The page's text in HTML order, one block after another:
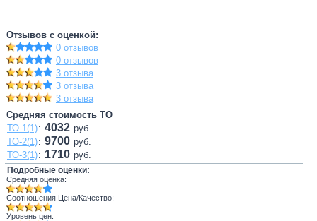
Отзывов с оценкой:
0 отзывов
0 отзывов
3 отзыва
3 отзыва
3 отзыва
Средняя стоимость ТО
ТО-1(1): 4032 руб.
ТО-2(1): 9700 руб.
ТО-3(1): 1710 руб.
Подробные оценки:
Средняя оценка:
Соотношения Цена/Качество:
Уровень цен: